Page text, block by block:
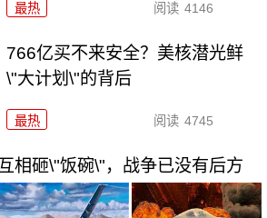
最热 阅读 4146
766亿买不来安全？美核潜光鲜
\"大计划\"的背后
最热 阅读 4745
相砸\"饭碗\"，战争已没有后方